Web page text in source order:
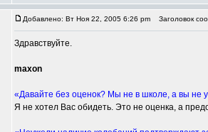
Добавлено: Вт Ноя 22, 2005 6:26 pm Заголовок
Здравствуйте.
maxon
«Давайте без оценок? Мы не в школе, а вы не
Я не хотел Вас обидеть. Это не оценка, а